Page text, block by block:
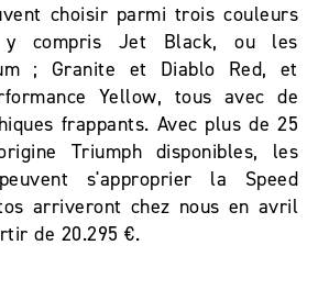
choisir parmi trois couleurs
y compris Jet Black, ou les
; Granite et Diablo Red, et
Yellow, tous avec de
frappants. Avec plus de 25
Triumph disponibles, les
s'approprier la Speed
arriveront chez nous en avril
de 20.295 €.